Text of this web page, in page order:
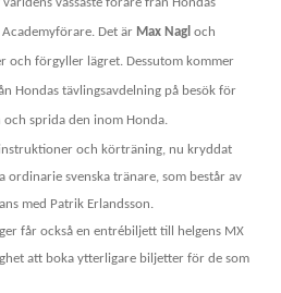
vassaste förare från Hondas
Det är Max Nagl och
och förgyller lägret. Dessutom kommer
Hondas tävlingsavdelning på besök för
sprida den inom Honda.
och körträning, nu kryddat
ordinarie svenska tränare, som består av
med Patrik Erlandsson.
får också en entrébiljett till helgens MX
att boka ytterligare biljetter för de som